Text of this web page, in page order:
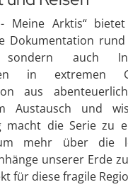
Meine Arktis“
Dokumentation
sondern auch
in extremen
aus
Austausch und
macht die Serie zu
mehr über die
unserer Erde
für diese fragile